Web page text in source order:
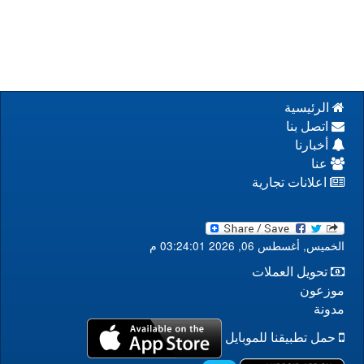
الرئيسية
اتصل بنا
أخبارنا
عنا
اعلانات تجارية
الخميس, أغسطس 06, 2026 03:24:02 م
تحويل العملات
موزعون
مدونة
حمل تطبيقنا للموبايل